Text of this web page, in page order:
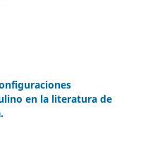
en la literatura de